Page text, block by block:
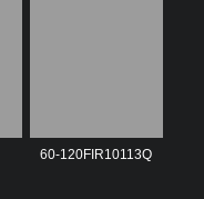
60-120FIR10113Q